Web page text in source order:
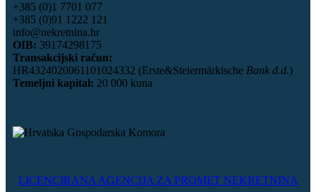
+385 (0)1 7701 077
+385 (0)91 1222 121
info@nekretnina.hr
OIB: 39174298175
Transakcijski račun:
HR4324020061101024332 (Erste&Steiermärkische Bank d.d.)
Temeljni kapital: 20 000 kuna
LICENCIRANA AGENCIJA ZA PROMET NEKRETNINA